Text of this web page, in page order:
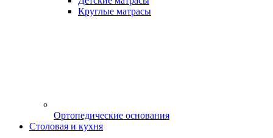
Круглые матрасы
Ортопедические основания
Столовая и кухня